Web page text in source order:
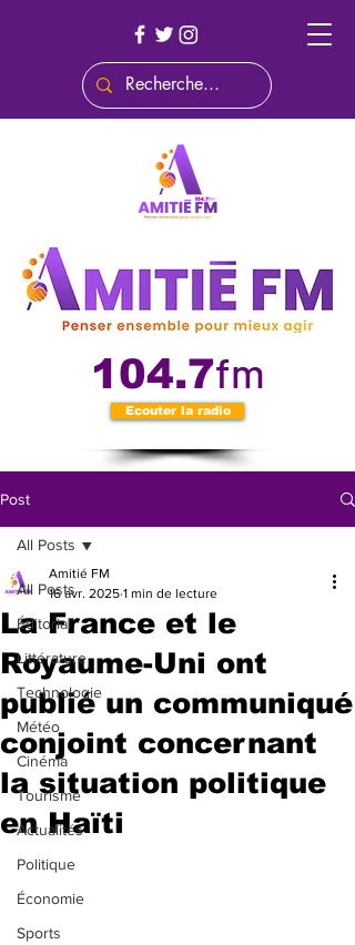
104.7fm
Ecouter la radio
Post
All Posts
Éditorial
Littérature
Technologie
Météo
Cinéma
Tourisme
Actualités
Politique
Économie
Sports
All Posts
La France et le
Royaume-Uni ont
publié un communiqué
conjoint concernant
la situation politique
en Haïti
Amitié FM
16 avr. 2025 1 min de lecture